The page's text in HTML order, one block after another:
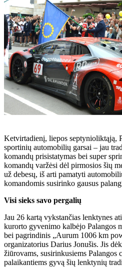
Ketvirtadienį, liepos septynioliktąją,
sportinių automobilių garsai – jau
komandų prisistatymas bei super
komandų varžėsi dėl pirmosios šių
už debesų, iš arti pamatyti
komandomis susirinko gausus
Visi sieks savo pergalių
Jau 26 kartą vykstančias lenktynes
kurorto gyvenimo kalbėjo Palangos
bei pagrindinis „Aurum 1006 km
organizatorius Darius Jonušis. Jis
žiūrovams, susirinkusiems Palangos
palaikantiems gyvą šių lenktynių